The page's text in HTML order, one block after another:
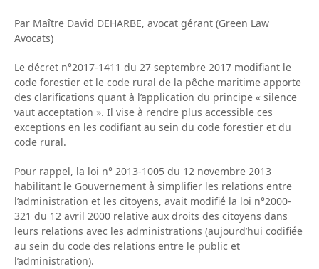
Par Maître David DEHARBE, avocat gérant (Green Law
Avocats)
Le décret n°2017-1411 du 27 septembre 2017 modifiant le
code forestier et le code rural de la pêche maritime apporte
des clarifications quant à l’application du principe « silence
vaut acceptation ». Il vise à rendre plus accessible ces
exceptions en les codifiant au sein du code forestier et du
code rural.
Pour rappel, la loi n° 2013-1005 du 12 novembre 2013
habilitant le Gouvernement à simplifier les relations entre
l’administration et les citoyens, avait modifié la loi n°2000-
321 du 12 avril 2000 relative aux droits des citoyens dans
leurs relations avec les administrations (aujourd’hui codifiée
au sein du code des relations entre le public et
l’administration).